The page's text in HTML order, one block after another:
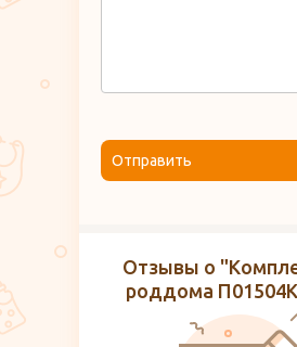
Отправить
Отзывы о
роддома